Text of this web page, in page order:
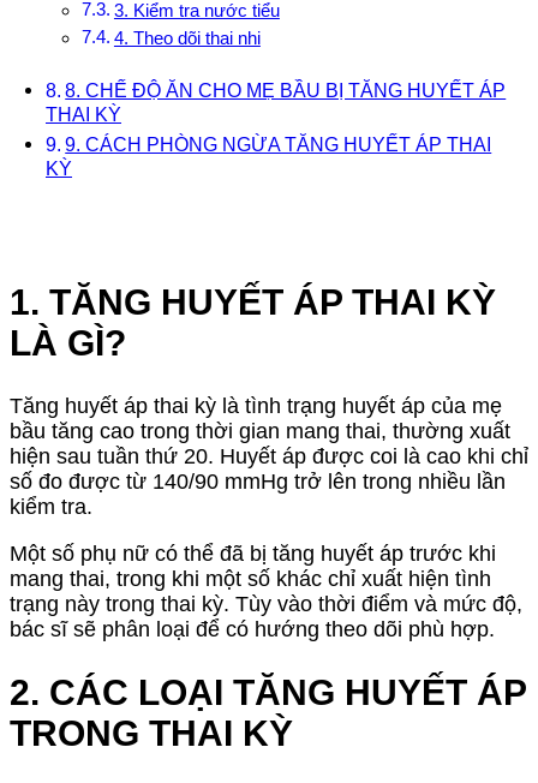
3. Kiểm tra nước tiểu
4. Theo dõi thai nhi
8. CHẾ ĐỘ ĂN CHO MẸ BẦU BỊ TĂNG HUYẾT ÁP
THAI KỲ
9. CÁCH PHÒNG NGỪA TĂNG HUYẾT ÁP THAI
KỲ
1. TĂNG HUYẾT ÁP THAI KỲ
LÀ GÌ?
Tăng huyết áp thai kỳ là tình trạng huyết áp của mẹ
bầu tăng cao trong thời gian mang thai, thường xuất
hiện sau tuần thứ 20. Huyết áp được coi là cao khi chỉ
số đo được từ 140/90 mmHg trở lên trong nhiều lần
kiểm tra.
Một số phụ nữ có thể đã bị tăng huyết áp trước khi
mang thai, trong khi một số khác chỉ xuất hiện tình
trạng này trong thai kỳ. Tùy vào thời điểm và mức độ,
bác sĩ sẽ phân loại để có hướng theo dõi phù hợp.
2. CÁC LOẠI TĂNG HUYẾT ÁP
TRONG THAI KỲ